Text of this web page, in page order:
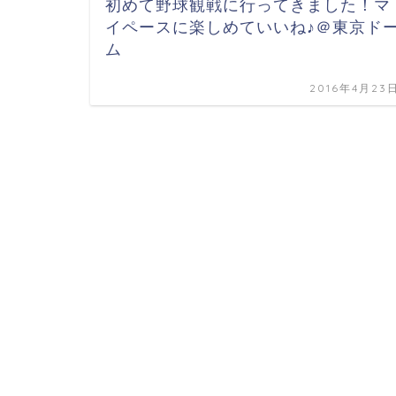
初めて野球観戦に行ってきました！マ
イペースに楽しめていいね♪＠東京ド
ム
2016年4月23